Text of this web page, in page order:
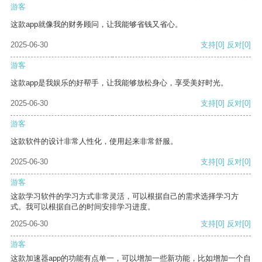
游客
这款app就像我的财务顾问，让我能够省钱又省心。
2025-06-30 支持[0] 反对[0]
游客
这款app是我娱乐的好帮手，让我能够放松身心，享受美好时光。
2025-06-30 支持[0] 反对[0]
游客
这款软件的设计非常人性化，使用起来非常舒服。
2025-06-30 支持[0] 反对[0]
游客
这款学习软件的学习方式非常灵活，可以根据自己的需求选择学习方
式。我可以根据自己的时间安排学习进度。
2025-06-30
支持[0] 反对[0]
游客
这款加速器app的功能有点单一，可以增加一些新功能，比如增加一个自